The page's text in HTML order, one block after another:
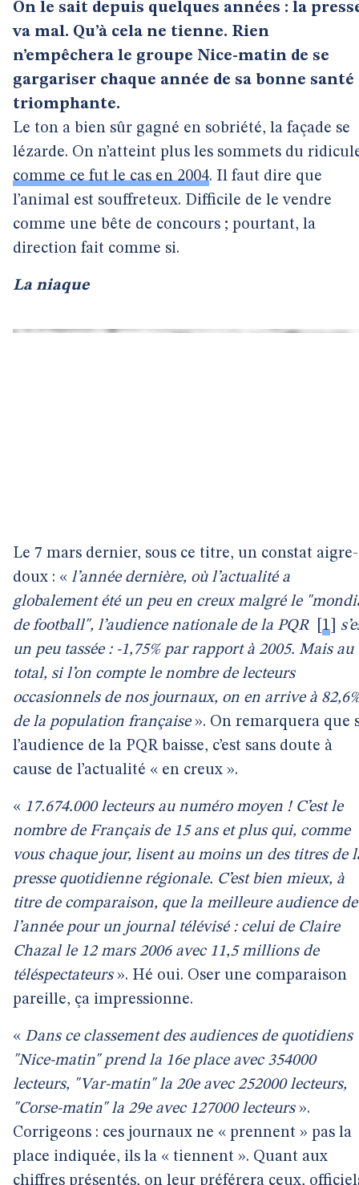
On le sait depuis quelques années : la
va mal. Qu’à cela ne tienne. Rien
n’empêchera le groupe Nice-matin de se
gargariser chaque année de sa bonne santé
triomphante.
Le ton a bien sûr gagné en sobriété, la façade se
lézarde. On n’atteint plus les sommets du
comme ce fut le cas en 2004. Il faut dire que
l’animal est souffreteux. Difficile de le vendre
comme une bête de concours ; pourtant, la
direction fait comme si.
La niaque
Le 7 mars dernier, sous ce titre, un constat aigre-
doux : « l’année dernière, où l’actualité a
globalement été un peu en creux malgré le
de football", l’audience nationale de la PQR
1
un peu tassée : -1,75% par rapport à 2005. Mais au
total, si l’on compte le nombre de lecteurs
occasionnels de nos journaux, on en arrive à
de la population française». On remarquera que
l’audience de la PQR baisse, c’est sans doute à
cause de l’actualité « en creux ».
« 17.674.000 lecteurs au numéro moyen ! C’est le
nombre de Français de 15 ans et plus qui, comme
vous chaque jour, lisent au moins un des titres de
presse quotidienne régionale. C’est bien mieux, à
titre de comparaison, que la meilleure audience de
l’année pour un journal télévisé : celui de Claire
Chazal le 12 mars 2006 avec 11,5 millions de
téléspectateurs». Hé oui. Oser une comparaison
pareille, ça impressionne.
« Dans ce classement des audiences de quotidiens
"Nice-matin" prend la 16e place avec 354000
lecteurs, "Var-matin" la 20e avec 252000 lecteurs,
"Corse-matin" la 29e avec 127000 lecteurs».
Corrigeons : ces journaux ne « prennent » pas la
place indiquée, ils la « tiennent ». Quant aux
chiffres présentés, on leur préférera ceux,